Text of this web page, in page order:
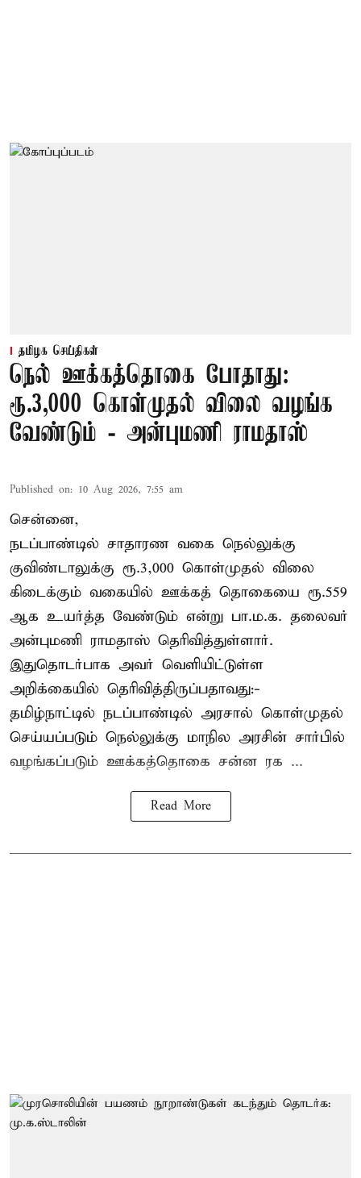
தமிழக செய்திகள்
நெல் ஊக்கத்தொகை போதாது:
ரூ.3,000 கொள்முதல் விலை வழங்க
வேண்டும் - அன்புமணி ராமதாஸ்
Published on: 10 Aug 2026, 7:55 am
சென்னை,
நடப்பாண்டில் சாதாரண வகை நெல்லுக்கு
குவிண்டாலுக்கு ரூ.3,000 கொள்முதல் விலை
கிடைக்கும் வகையில் ஊக்கத் தொகையை ரூ.559
ஆக உயர்த்த வேண்டும் என்று பா.ம.க. தலைவர்
அன்புமணி ராமதாஸ் தெரிவித்துள்ளார்.
இதுதொடர்பாக அவர் வெளியிட்டுள்ள
அறிக்கையில் தெரிவித்திருப்பதாவது:-
தமிழ்நாட்டில் நடப்பாண்டில் அரசால் கொள்முதல்
செய்யப்படும் நெல்லுக்கு மாநில அரசின் சார்பில்
வழங்கப்படும் ஊக்கத்தொகை சன்ன ரக ...
Read More